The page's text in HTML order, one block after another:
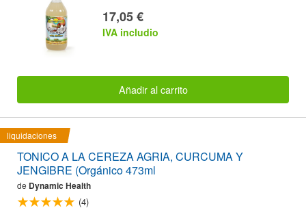
17,05 €
IVA includio
Añadir al carrito
liquidaciones
TONICO A LA CEREZA AGRIA, CURCUMA Y
JENGIBRE (Orgánico 473ml
de Dynamic Health
(4)